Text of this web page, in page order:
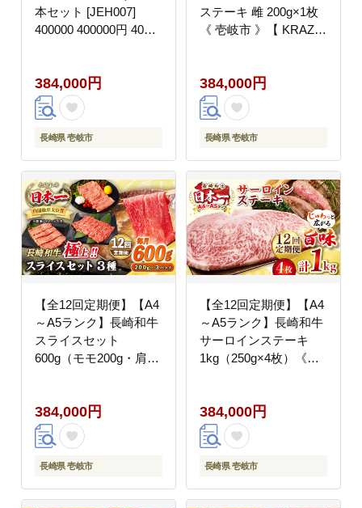
本セット [JEH007]
400000 400000円 40万
384,000円
長崎県 壱岐市
ステーキ 雌 200g×1枚
《 壱岐市 》【 KRAZY
384,000円
長崎県 壱岐市
【全12回定期便】【A4
～A5ランク】長崎和牛
スライスセット
600g（モモ200g・肩ロ
ュシュ】 牛 牛肉 和牛
国産 長崎和牛 しゃぶし
ゃぶ すき焼 リブロース
冷凍配送 A5 小分け
400000円 40万円
384,000円
長崎県 壱岐市
【全12回定期便】【A4
～A5ランク】長崎和牛
サーロインステーキ
1kg（250g×4枚）《壱
黒毛和牛 サーロイン ス
テーキ ご褒美 冷凍配送
A4 A5 [JGH134]
400000 400000円 40万
384,000円
長崎県 壱岐市